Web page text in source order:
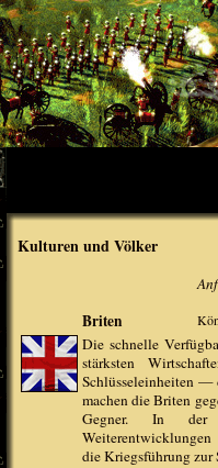
Kulturen und Völker
Briten
Die schnelle
stärksten
Schlüsseleinheiten —
machen die Briten
Gegner. In der
Weiterentwicklungen
die Kriegsführung zur